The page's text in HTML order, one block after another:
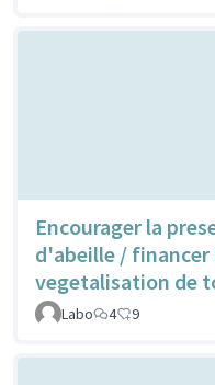
Encourager la
d'abeille / financer
vegetalisation de
Labo
4 9